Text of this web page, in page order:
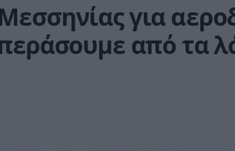
για
από τα